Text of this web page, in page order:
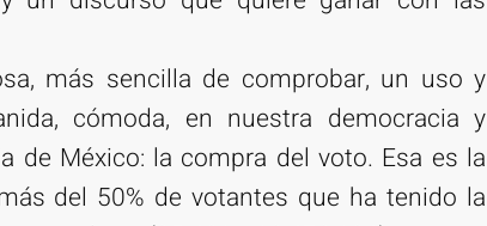
más sencilla de comprobar, un uso y
cómoda, en nuestra democracia y
de México: la compra del voto. Esa es la
del 50% de votantes que ha tenido la